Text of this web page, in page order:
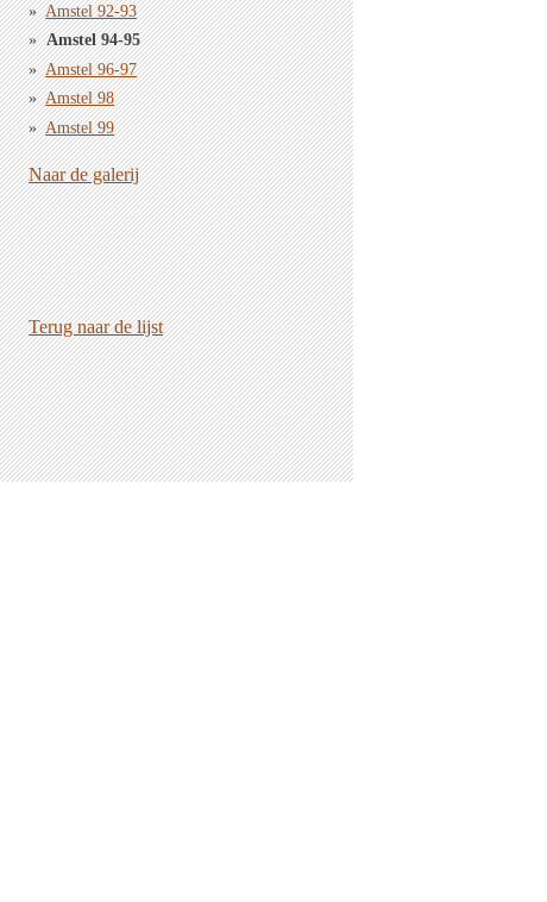
Amstel 92-93
Amstel 94-95
Amstel 96-97
Amstel 98
Amstel 99
Naar de galerij
Terug naar de lijst